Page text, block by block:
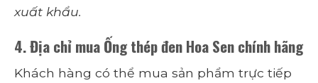
xuất khẩu.
4. Địa chỉ mua Ống thép đen Hoa Sen chính hãng
Khách hàng có thể mua sản phẩm trực tiếp